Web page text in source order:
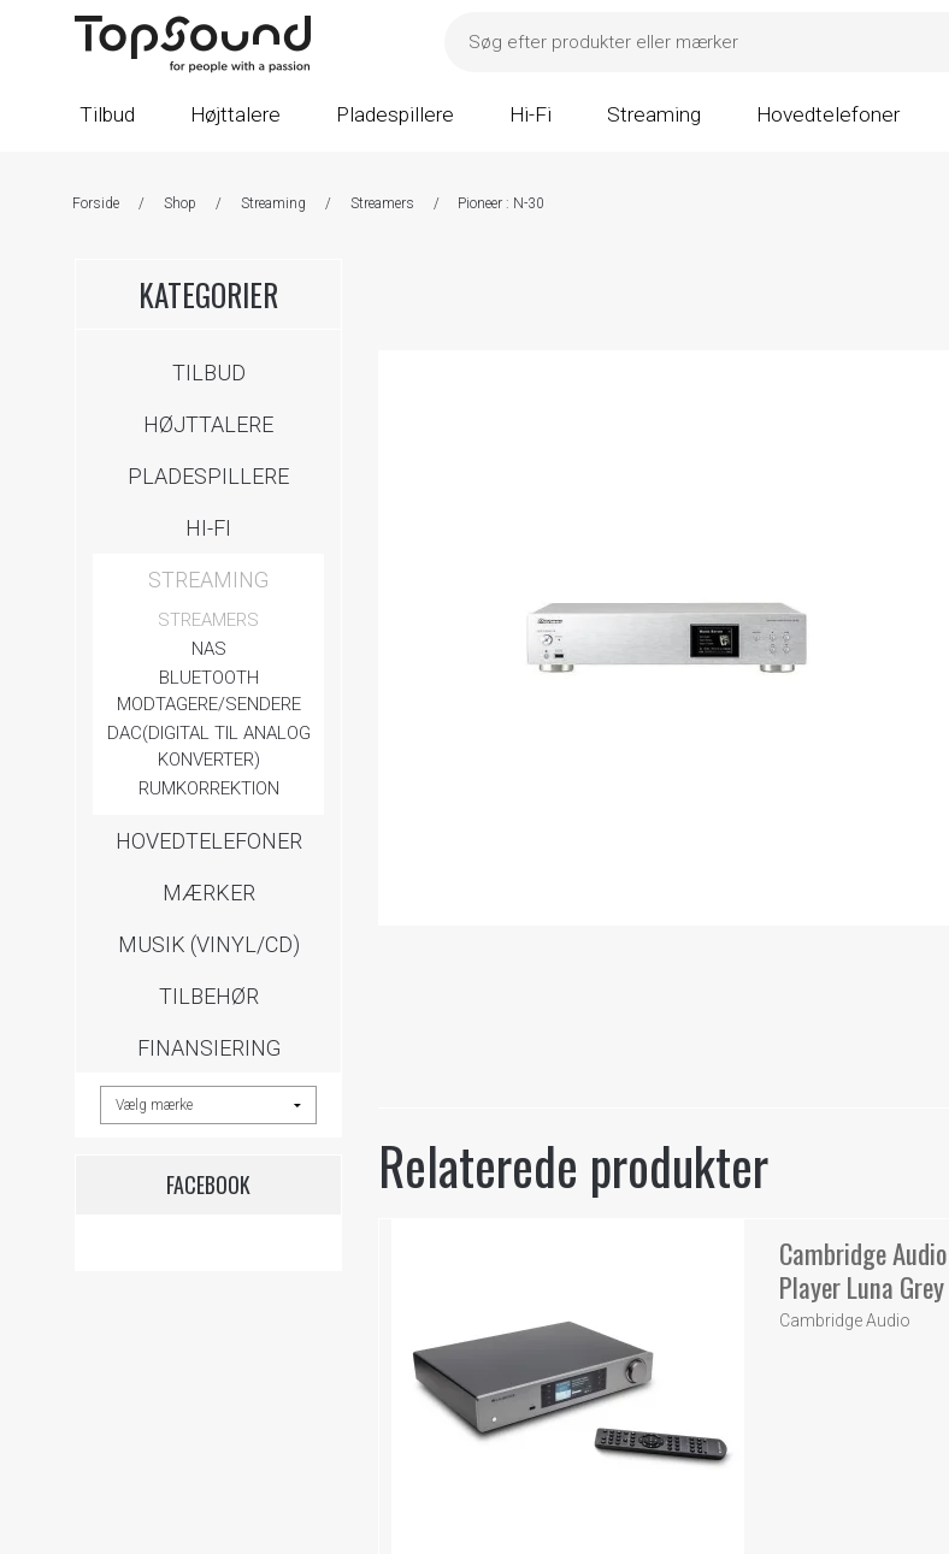
Tilbud Højttalere Pladespillere Hi-Fi Streaming Hovedtelefoner
Forside / Shop / Streaming / Streamers / Pioneer : N-30
KATEGORIER
TILBUD
HØJTTALERE
PLADESPILLERE
HI-FI
STREAMING
STREAMERS
NAS
BLUETOOTH
MODTAGERE/SENDERE
DAC(DIGITAL TIL ANALOG
KONVERTER)
RUMKORREKTION
HOVEDTELEFONER
MÆRKER
MUSIK (VINYL/CD)
TILBEHØR
FINANSIERING
FACEBOOK Relaterede produkter
Cambridge
Player Luna Grey
Cambridge Audio